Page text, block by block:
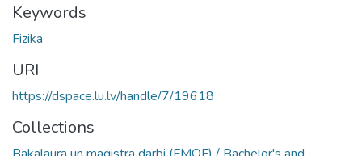
Keywords
Fizika
URI
https://dspace.lu.lv/handle/7/19618
Collections